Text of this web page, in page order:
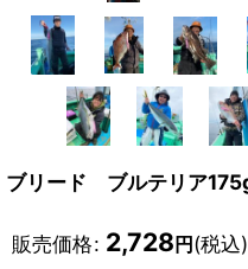
ブリード ブルテリア
販売価格: 2,728円(税込)